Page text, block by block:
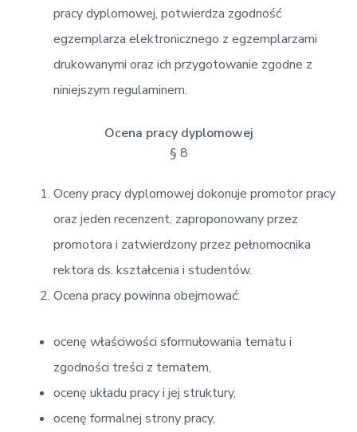
pracy dyplomowej, potwierdza zgodność
egzemplarza elektronicznego z egzemplarzami
drukowanymi oraz ich przygotowanie zgodne z
niniejszym regulaminem.
Ocena pracy dyplomowej
§ 8
Oceny pracy dyplomowej dokonuje promotor pracy
oraz jeden recenzent, zaproponowany przez
promotora i zatwierdzony przez pełnomocnika
rektora ds. kształcenia i studentów.
Ocena pracy powinna obejmować:
ocenę właściwości sformułowania tematu i
zgodności treści z tematem,
ocenę układu pracy i jej struktury,
ocenę formalnej strony pracy,